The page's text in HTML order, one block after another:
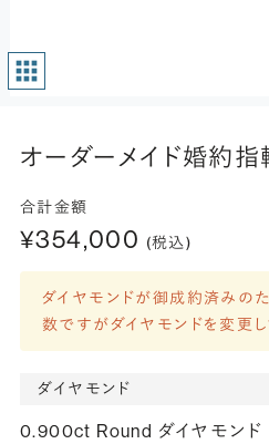
オーダーメイド婚約
合計金額
¥354,000 (税込)
ダイヤモンドが御成約済みの
数ですがダイヤモンドを変更し
ダイヤモンド
0.900ct Round ダイヤモンド